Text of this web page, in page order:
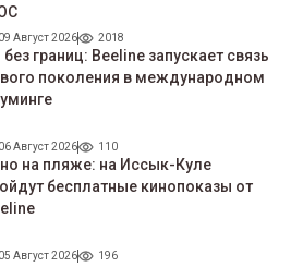
09 Август 2026 2018
без границ: Beeline запускает связь
поколения в международном
06 Август 2026 110
на пляже: на Иссык-Куле
беcплатные кинопоказы от
05 Август 2026 196